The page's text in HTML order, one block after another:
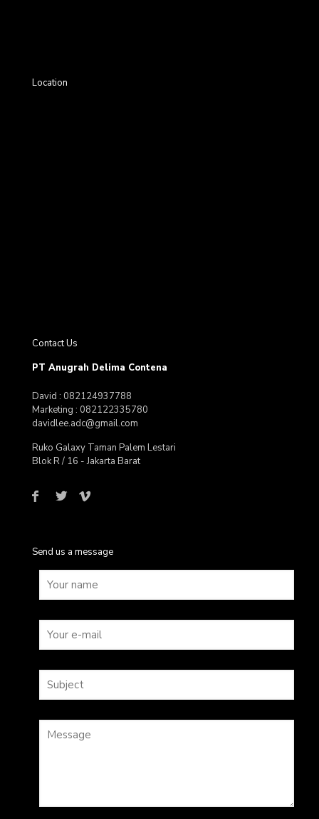
Location
Contact Us
PT Anugrah Delima Contena
David : 082124937788
Marketing : 082122335780
davidlee.adc@gmail.com
Ruko Galaxy Taman Palem Lestari
Blok R / 16 - Jakarta Barat
Send us a message